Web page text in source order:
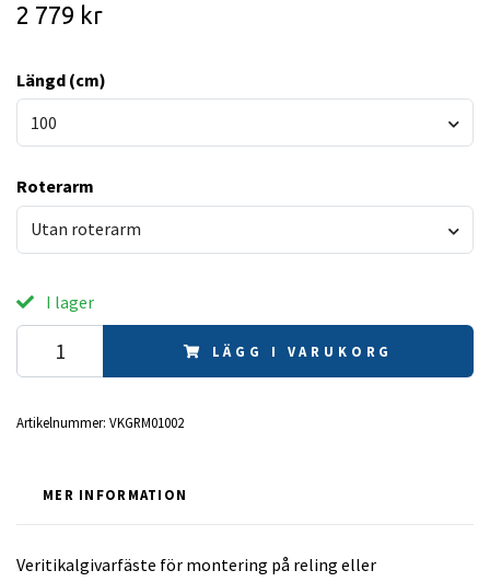
2 779 kr
Längd (cm)
100
Roterarm
Utan roterarm
I lager
LÄGG I VARUKORG
Artikelnummer: VKGRM01002
MER INFORMATION
Veritikalgivarfäste för montering på reling eller